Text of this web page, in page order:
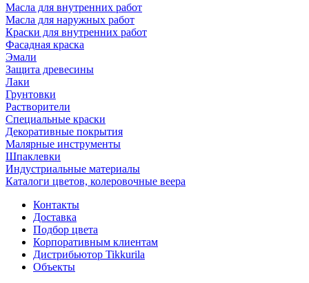
Масла для внутренних работ
Масла для наружных работ
Краски для внутренних работ
Фасадная краска
Эмали
Защита древесины
Лаки
Грунтовки
Растворители
Специальные краски
Декоративные покрытия
Малярные инструменты
Шпаклевки
Индустриальные материалы
Каталоги цветов, колеровочные веера
Контакты
Доставка
Подбор цвета
Корпоративным клиентам
Дистрибьютор Tikkurila
Объекты